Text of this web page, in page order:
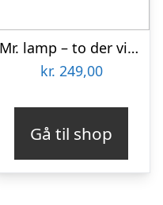
Mr. lamp – to der vipper
kr. 249,00
Gå til shop